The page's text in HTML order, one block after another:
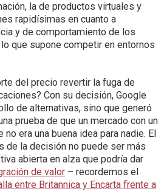
la de productos virtuales y
rapidísimas en cuanto a
y de comportamiento de los
que supone competir en entornos
del precio revertir la fuga de
Con su decisión, Google
de alternativas, sino que generó
prueba de que un mercado con un
era una buena idea para nadie. El
de la decisión no puede ser más
abierta en alza que podría dar
de valor – recordemos el
entre Britannica y Encarta frente a